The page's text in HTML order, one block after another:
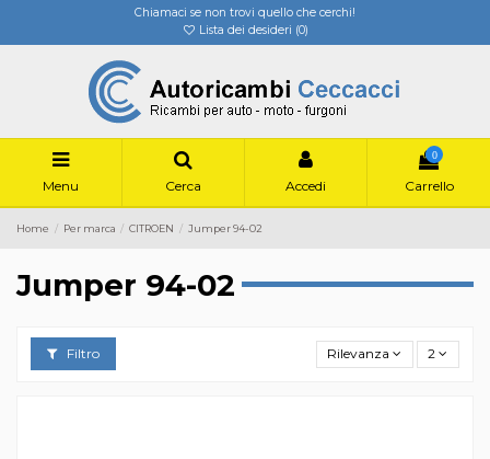
Chiamaci se non trovi quello che cerchi!
Lista dei desideri (0)
Menu Cerca Accedi
0
Carrello
Home Per marca CITROEN Jumper 94-02
Jumper 94-02
Filtro Rilevanza 2